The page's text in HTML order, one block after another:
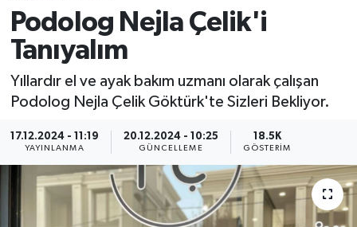
Podolog Nejla Çelik'i
Tanıyalım
Yıllardır el ve ayak bakım uzmanı olarak çalışan
Podolog Nejla Çelik Göktürk'te Sizleri Bekliyor.
17.12.2024 - 11:19
YAYINLANMA
20.12.2024 - 10:25
GÜNCELLEME
18.5K
GÖSTERIM
EĞİTİM
EKONOMİ
GÖKTÜRK
GÜNDEM
KEMERBURGAZ
Son Dakika Haberleri
Haber Arşivi